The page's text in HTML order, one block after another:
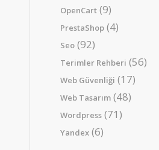
OpenCart(9)
PrestaShop(4)
Seo(92)
Terimler Rehberi (56)
Web Güvenliği (17)
Web Tasarım(48)
Wordpress(71)
Yandex(6)